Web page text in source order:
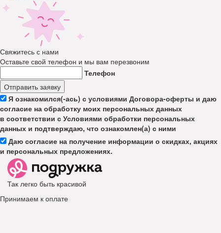
Свяжитесь с нами
Оставьте свой телефон и мы вам перезвоним
Телефон
Отправить заявку
Я ознакомился(-ась) с условиями Договора-оферты и даю
согласие на обработку моих персональных данных
в соответствии с Условиями обработки персональных
данных и подтверждаю, что ознакомлен(а) с ними
Даю согласие на получение информации о скидках, акциях
и персональных предложениях.
Так легко быть красивой
Принимаем к оплате